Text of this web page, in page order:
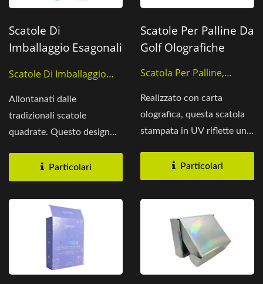
Scatole Di
Imballaggio Esagonali
Olografico.
Scatole Di Imballaggio
Allontanati dalle
tradizionali scatole
quadrate. Questo design
appeal...
Particolari
Scatole Per Palline Da
Golf Olografiche
Scatola Per Palline,
Realizzato con carta
olografica, questa scatola
stampata in UV riflette una
Particolari